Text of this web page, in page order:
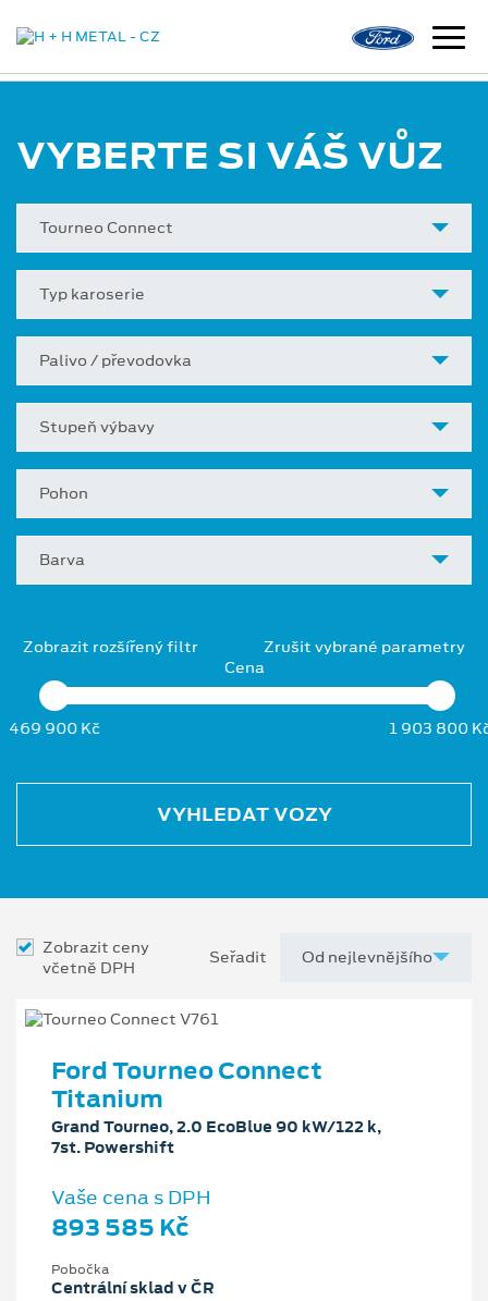
VYBERTE SI VÁŠ VŮZ
Tourneo Connect
Typ karoserie
Palivo / převodovka
Stupeň výbavy
Pohon
Barva
Zobrazit rozšířený filtr
Zrušit vybrané parametry
Cena
469 900 Kč 1 903 800
VYHLEDAT VOZY
Zobrazit ceny
včetně DPH
Seřadit
Ford Tourneo Connect
Titanium
Grand Tourneo, 2.0 EcoBlue 90 kW/122 k,
7st. Powershift
Vaše cena s DPH
893 585 Kč
Pobočka
Centrální sklad v ČR